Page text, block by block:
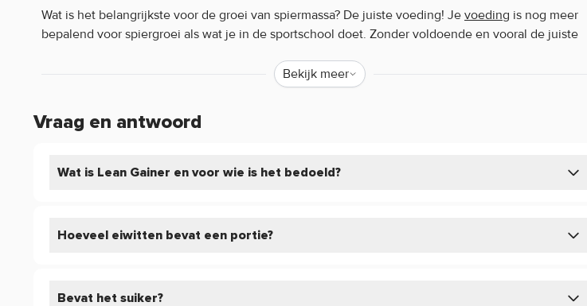
Wat is het belangrijkste voor de groei van spiermassa? De juiste voeding! Jevoeding is nog meer
bepalend voor spiergroei als wat je in de sportschool doet. Zonder voldoende en vooral de juiste
Pure. Lean Gainer levert hiermee de perfecte eiwit mix. Elke dosering bevat bijna 30 gram eiwitten.
Whey Eiwit Concentraat (Dit is een zeer zuiver en perfect opneembaar eiwit, verrijkt door Micro
Ei Eiwit (Ei Eiwit heeft een zeer hoge biologische waarde. Ei Eiwit heeft een middellange
Waxy Maize (WMS)
Bekijk meer
Vraag en antwoord
Wat is Lean Gainer en voor wie is het bedoeld?
Hoeveel eiwitten bevat een portie?
Bevat het suiker?